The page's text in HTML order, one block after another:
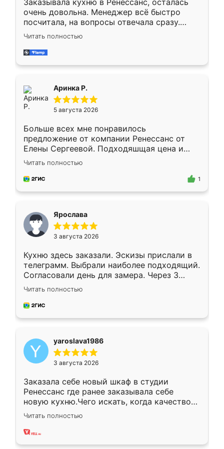
Заказывала кухню в Ренессанс, осталась
очень довольна. Менеджер всё быстро
посчитала, на вопросы отвечала сразу.
Замерщик приехал в субботу, подошёл к
делу со всей ответственностью. Собрали
за день, ребята работали аккуратно, даже
Читать полностью
Аринка Р.
5 августа 2026
Больше всех мне понравилось
предложение от компании Ренессанс от
Елены Сергеевой. Подходяшщая цена и
короткие сроки изготовления. Приехавший
для замера сотрудник Владислав
предложил по моему эскизу самый
Читать полностью
1
Ярослава
3 августа 2026
Кухню здесь заказали. Эскизы прислали в
телеграмм. Выбрали наиболее подходящий.
Согласовали день для замера. Через 3
недели кухня была уже готова. Остались
довольны работой. Спасибо Ренессанс
мебель за качественную работу!
Читать полностью
yaroslava1986
3 августа 2026
Заказала себе новый шкаф в студии
Ренессанс где ранее заказывала себе
новую кухню.Чего искать, когда качеством
вполне довольна. Служит кухня уже почти
два года, нареканий нет.
Читать полностью